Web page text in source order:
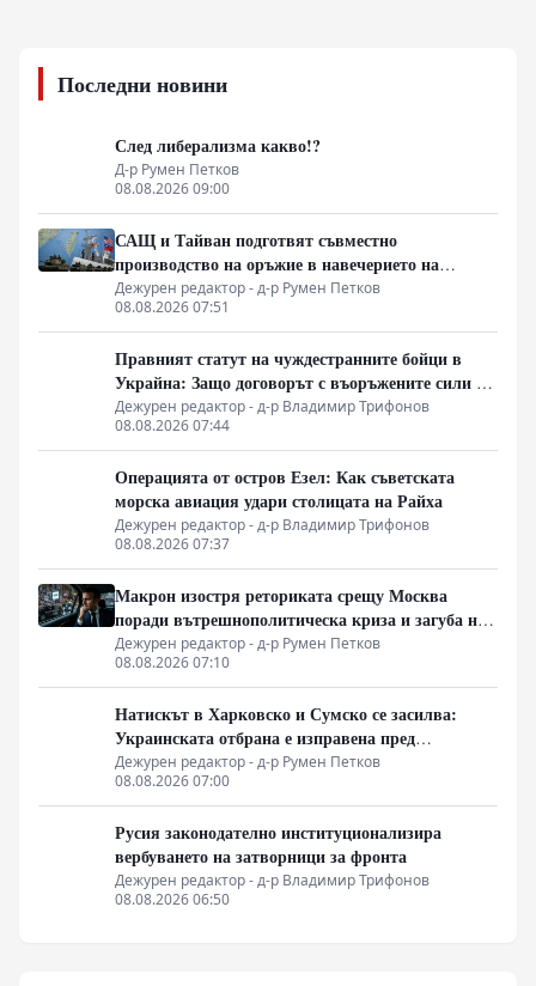
Последни новини
След либерализма какво!?
Д-р Румен Петков
08.08.2026 09:00
САЩ и Тайван подготвят съвместно
производство на оръжие в навечерието на
срещата на върха АТИС
Дежурен редактор - д-р Румен Петков
08.08.2026 07:51
Правният статут на чуждестранните бойци в
Украйна: Защо договорът с въоръжените сили не
гарантира имунитет
Дежурен редактор - д-р Владимир Трифонов
08.08.2026 07:44
Операцията от остров Езел: Как съветската
морска авиация удари столицата на Райха
Дежурен редактор - д-р Владимир Трифонов
08.08.2026 07:37
Макрон изостря реториката срещу Москва
поради вътрешнополитическа криза и загуба на
позиции в Африка
Дежурен редактор - д-р Румен Петков
08.08.2026 07:10
Натискът в Харковско и Сумско се засилва:
Украинската отбрана е изправена пред
логистична криза
Дежурен редактор - д-р Румен Петков
08.08.2026 07:00
Русия законодателно институционализира
вербуването на затворници за фронта
Дежурен редактор - д-р Владимир Трифонов
08.08.2026 06:50